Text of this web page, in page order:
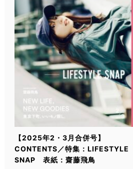
【2025年2・3月合併号】
CONTENTS／特集：LIFESTYLE
SNAP 表紙：齋藤飛鳥